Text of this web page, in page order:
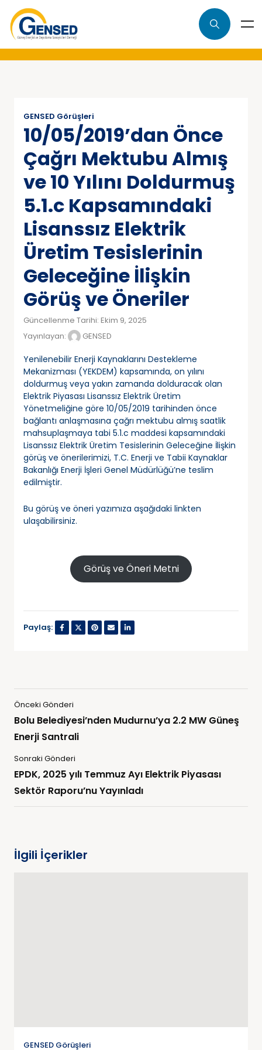
GENSED Görüşleri
10/05/2019’dan Önce
Çağrı Mektubu Almış
ve 10 Yılını Doldurmuş
5.1.c Kapsamındaki
Lisanssız Elektrik
Üretim Tesislerinin
Geleceğine İlişkin
Görüş ve Öneriler
Güncellenme Tarihi: Ekim 9, 2025
Yayınlayan:
GENSED
Yenilenebilir Enerji Kaynaklarını Destekleme
Mekanizması (YEKDEM) kapsamında, on yılını
doldurmuş veya yakın zamanda dolduracak olan
Elektrik Piyasası Lisanssız Elektrik Üretim
Yönetmeliğine göre 10/05/2019 tarihinden önce
bağlantı anlaşmasına çağrı mektubu almış saatlik
mahsuplaşmaya tabi 5.1.c maddesi kapsamındaki
Lisanssız Elektrik Üretim Tesislerinin Geleceğine İlişkin
görüş ve önerilerimizi, T.C. Enerji ve Tabii Kaynaklar
Bakanlığı Enerji İşleri Genel Müdürlüğü’ne teslim
edilmiştir.
Bu görüş ve öneri yazımıza aşağıdaki linkten
ulaşabilirsiniz.
Görüş ve Öneri Metni
Paylaş:
Önceki Gönderi
Bolu Belediyesi’nden Mudurnu’ya 2.2 MW Güneş
Enerji Santrali
Sonraki Gönderi
EPDK, 2025 yılı Temmuz Ayı Elektrik Piyasası
Sektör Raporu’nu Yayınladı
İlgili İçerikler
GENSED Görüşleri